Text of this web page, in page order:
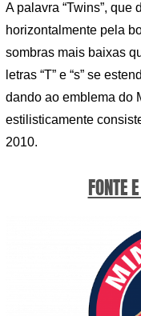
A palavra “Twins”,
horizontalmente pela
sombras mais baixas
letras “T” e “s” se
dando ao emblema do
estilisticamente
2010.
FONTE